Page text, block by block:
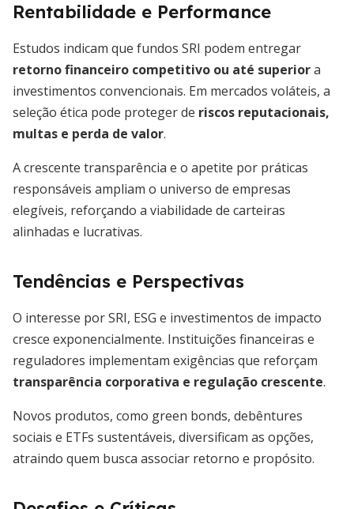
Rentabilidade e Performance
Estudos indicam que fundos SRI podem entregar
retorno financeiro competitivo ou até superiora
investimentos convencionais. Em mercados voláteis, a
seleção ética pode proteger de riscos reputacionais,
multas e perda de valor.
A crescente transparência e o apetite por práticas
responsáveis ampliam o universo de empresas
elegíveis, reforçando a viabilidade de carteiras
alinhadas e lucrativas.
Tendências e Perspectivas
O interesse por SRI, ESG e investimentos de impacto
cresce exponencialmente. Instituições financeiras e
reguladores implementam exigências que reforçam
transparência corporativa e regulação crescente.
Novos produtos, como green bonds, debêntures
sociais e ETFs sustentáveis, diversificam as opções,
atraindo quem busca associar retorno e propósito.